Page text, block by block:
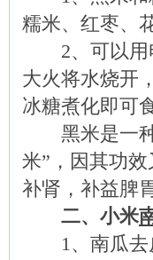
糯米、红枣、
2、可以用电
大火将水烧开
冰糖煮化即可
黑米是一种
米”，因其功效
补肾，补益脾
二、小米
1、南瓜去皮